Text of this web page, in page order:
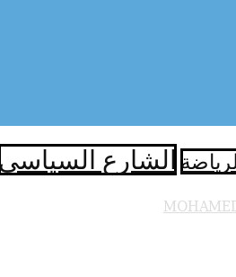
الشارع السياسي